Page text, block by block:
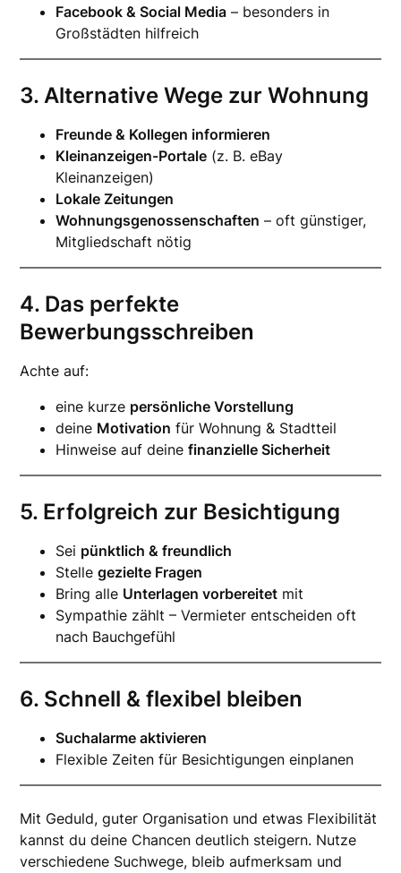
Facebook & Social Media – besonders in
Großstädten hilfreich
3. Alternative Wege zur Wohnung
Freunde & Kollegen informieren
Kleinanzeigen-Portale (z. B. eBay
Kleinanzeigen)
Lokale Zeitungen
Wohnungsgenossenschaften – oft günstiger,
Mitgliedschaft nötig
4. Das perfekte
Bewerbungsschreiben
Achte auf:
eine kurze persönliche Vorstellung
deine Motivation für Wohnung & Stadtteil
Hinweise auf deinefinanzielle Sicherheit
5. Erfolgreich zur Besichtigung
Sei pünktlich & freundlich
Stellegezielte Fragen
Bring alle Unterlagen vorbereitet mit
Sympathie zählt – Vermieter entscheiden oft
nach Bauchgefühl
6. Schnell & flexibel bleiben
Suchalarme aktivieren
Flexible Zeiten für Besichtigungen einplanen
Mit Geduld, guter Organisation und etwas Flexibilität
kannst du deine Chancen deutlich steigern. Nutze
verschiedene Suchwege, bleib aufmerksam und